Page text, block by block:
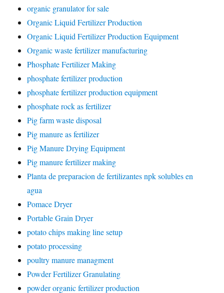
organic granulator for sale
Organic Liquid Fertilizer Production
Organic Liquid Fertilizer Production Equipment
Organic waste fertilizer manufacturing
Phosphate Fertilizer Making
phosphate fertilizer production
phosphate fertilizer production equipment
phosphate rock as fertilizer
Pig farm waste disposal
Pig manure as fertilizer
Pig Manure Drying Equipment
Pig manure fertilizer making
Planta de preparacion de fertilizantes npk solubles en
agua
Pomace Dryer
Portable Grain Dryer
potato chips making line setup
potato processing
poultry manure managment
Powder Fertilizer Granulating
powder organic fertilizer production